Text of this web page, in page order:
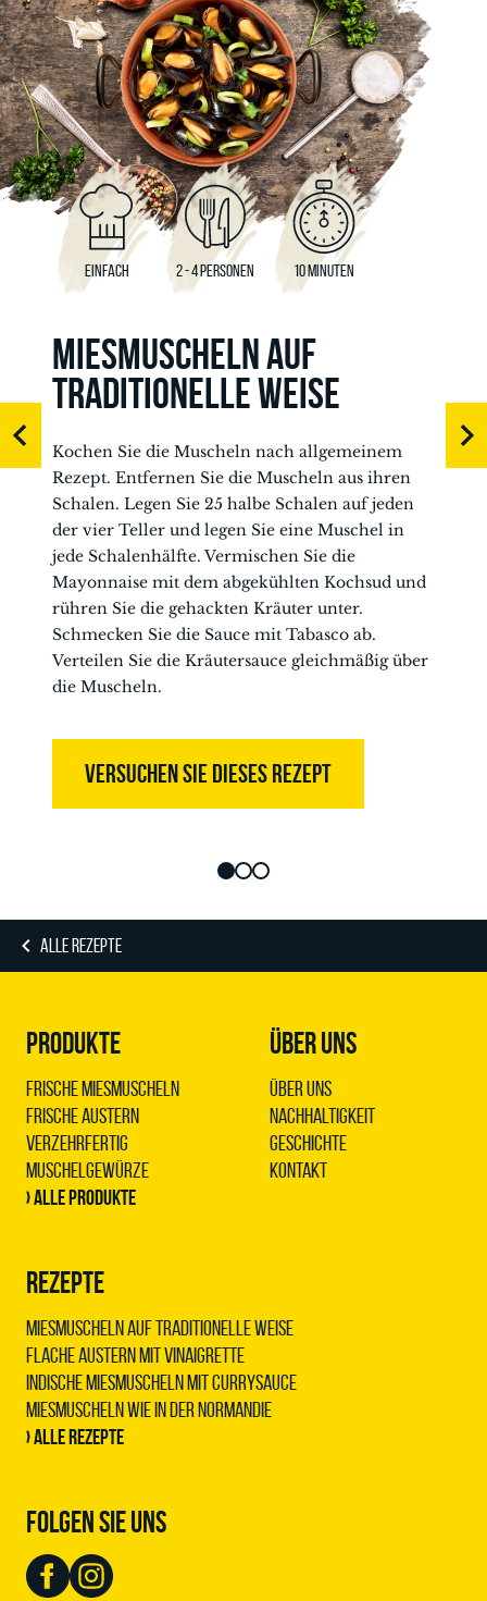
EINFACH 2 - 4 PERSONEN 10 MINUTEN
MIESMUSCHELN AUF
TRADITIONELLE WEISE
Kochen Sie die Muscheln nach allgemeinem
Rezept. Entfernen Sie die Muscheln aus ihren
Schalen. Legen Sie 25 halbe Schalen auf jeden
der vier Teller und legen Sie eine Muschel in
jede Schalenhälfte. Vermischen Sie die
Mayonnaise mit dem abgekühlten Kochsud und
rühren Sie die gehackten Kräuter unter.
Schmecken Sie die Sauce mit Tabasco ab.
Verteilen Sie die Kräutersauce gleichmäßig über
die Muscheln.
VERSUCHEN SIE DIESES REZEPT
ALLE REZEPTE
PRODUKTE
Frische Miesmuscheln
Frische Austern
Verzehrfertig
Muschelgewürze
› Alle Produkte
REZEPTE
Miesmuscheln auf traditionelle Weise
Flache Austern mit Vinaigrette
Indische Miesmuscheln mit Currysauce
Miesmuscheln wie in der Normandie
› Alle Rezepte
ÜBER UNS
Über uns
Nachhaltigkeit
Geschichte
Kontakt
FOLGEN SIE UNS